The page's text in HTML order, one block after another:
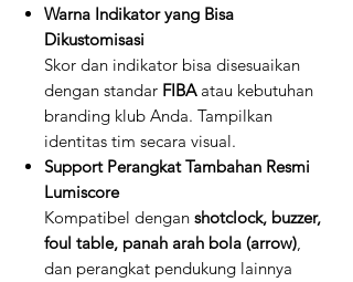
Warna Indikator yang Bisa
Dikustomisasi
Skor dan indikator bisa disesuaikan
dengan standar FIBAatau kebutuhan
branding klub Anda. Tampilkan
identitas tim secara visual.
Support Perangkat Tambahan Resmi
Lumiscore
Kompatibel dengan shotclock, buzzer,
foul table, panah arah bola (arrow),
dan perangkat pendukung lainnya